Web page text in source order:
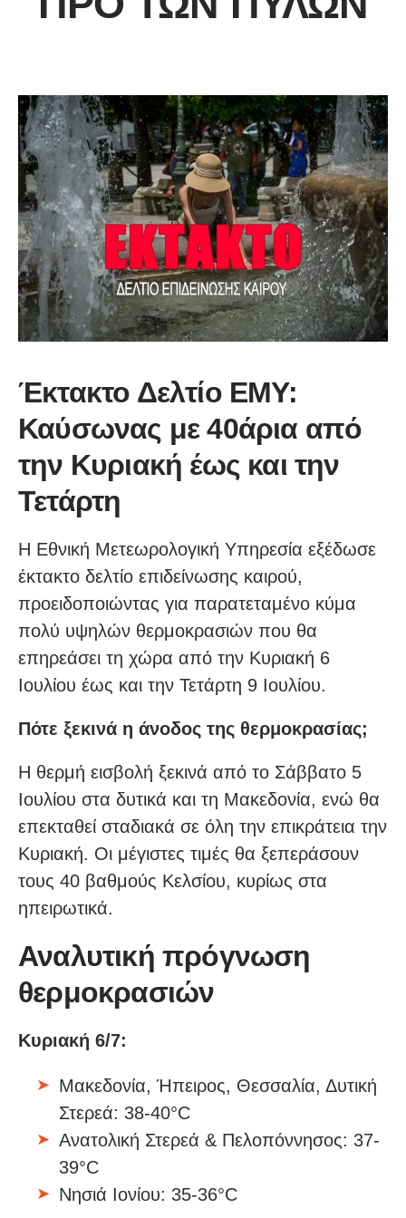
Έκτακτο Δελτίο ΕΜΥ:
Καύσωνας με 40άρια από
την Κυριακή έως και την
Τετάρτη
Η Εθνική Μετεωρολογική Υπηρεσία εξέδωσε
έκτακτο δελτίο επιδείνωσης καιρού,
προειδοποιώντας για παρατεταμένο κύμα
πολύ υψηλών θερμοκρασιών που θα
επηρεάσει τη χώρα από την Κυριακή 6
Ιουλίου έως και την Τετάρτη 9 Ιουλίου.
Πότε ξεκινά η άνοδος της θερμοκρασίας;
Η θερμή εισβολή ξεκινά από το Σάββατο 5
Ιουλίου στα δυτικά και τη Μακεδονία, ενώ θα
επεκταθεί σταδιακά σε όλη την επικράτεια την
Κυριακή. Οι μέγιστες τιμές θα ξεπεράσουν
τους 40 βαθμούς Κελσίου, κυρίως στα
ηπειρωτικά.
Αναλυτική πρόγνωση
θερμοκρασιών
Κυριακή 6/7:
Μακεδονία, Ήπειρος, Θεσσαλία, Δυτική
Στερεά: 38-40°C
Ανατολική Στερεά & Πελοπόννησος: 37-
39°C
Νησιά Ιονίου: 35-36°C